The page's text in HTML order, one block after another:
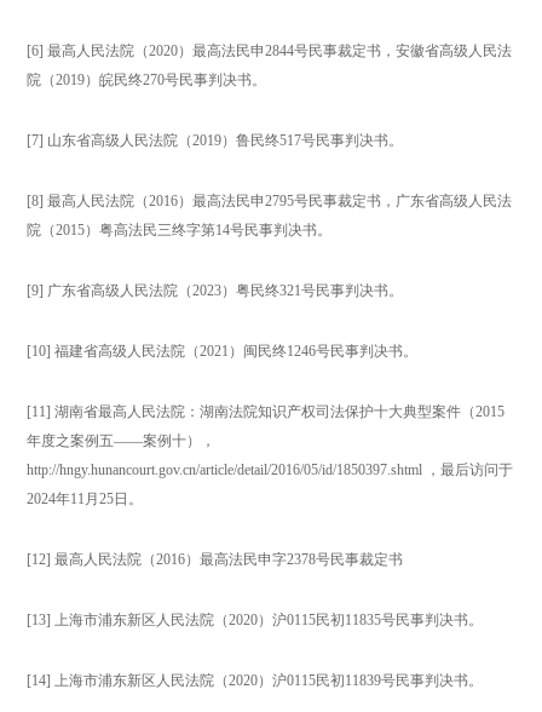
[6] 最高人民法院（2020）最高法民申2844号民事裁定书，安徽省高级人民法
院（2019）皖民终270号民事判决书。
[7] 山东省高级人民法院（2019）鲁民终517号民事判决书。
[8] 最高人民法院（2016）最高法民申2795号民事裁定书，广东省高级人民法
院（2015）粤高法民三终字第14号民事判决书。
[9] 广东省高级人民法院（2023）粤民终321号民事判决书。
[10] 福建省高级人民法院（2021）闽民终1246号民事判决书。
[11] 湖南省最高人民法院：湖南法院知识产权司法保护十大典型案件（2015
年度之案例五——案例十），
http://hngy.hunancourt.gov.cn/article/detail/2016/05/id/1850397.shtml ，最后访问于
2024年11月25日。
[12] 最高人民法院（2016）最高法民申字2378号民事裁定书
[13] 上海市浦东新区人民法院（2020）沪0115民初11835号民事判决书。
[14] 上海市浦东新区人民法院（2020）沪0115民初11839号民事判决书。